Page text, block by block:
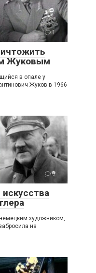
1
Жуковым
в опале у
Жуков в 1966
0
художником,
на